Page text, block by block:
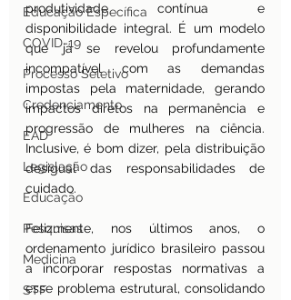
Educação Específica
COVID-19
Processo Seletivo
Credenciamento
EAD
Legislação
Educação
Pesquisas
Medicina
STF
produtividade contínua e
disponibilidade integral. É um modelo
que já se revelou profundamente
incompatível com as demandas
impostas pela maternidade, gerando
impactos diretos na permanência e
progressão de mulheres na ciência.
Inclusive, é bom dizer, pela distribuição
desigual das responsabilidades de
cuidado.
Felizmente, nos últimos anos, o
ordenamento jurídico brasileiro passou
a incorporar respostas normativas a
esse problema estrutural, consolidando